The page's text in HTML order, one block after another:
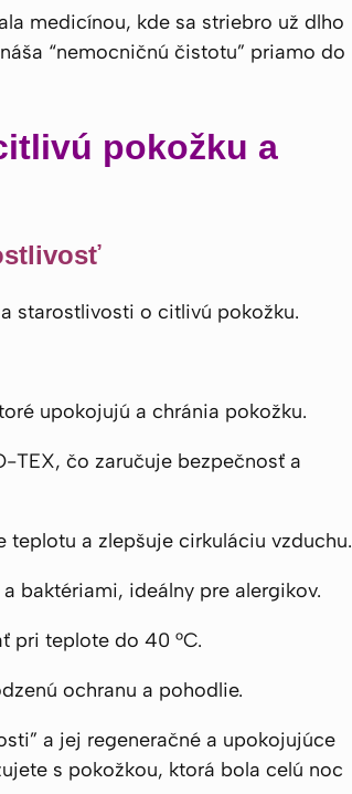
medicínou, kde sa striebro už dlho
“nemocničnú čistotu” priamo do
pokožku a
starostlivosti o citlivú pokožku.
upokojujú a chránia pokožku.
TEX, čo zaručuje bezpečnosť a
teplotu a zlepšuje cirkuláciu vzduchu.
baktériami, ideálny pre alergikov.
pri teplote do 40 °C.
ochranu a pohodlie.
a jej regeneračné a upokojujúce
s pokožkou, ktorá bola celú noc